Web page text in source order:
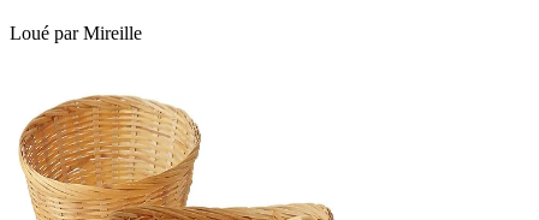
Loué parMireille